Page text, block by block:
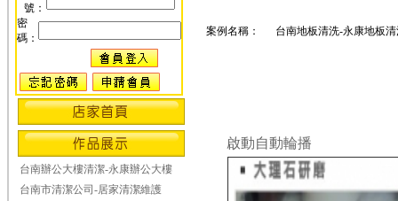
號：
密
碼：
台南辦公大樓清潔-永康辦公大樓
台南市清潔公司-居家清潔維護
案例名稱： 台南地板清洗-永康地板清
啟動自動輪播